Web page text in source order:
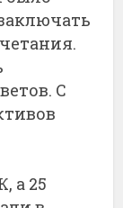
С
а 25